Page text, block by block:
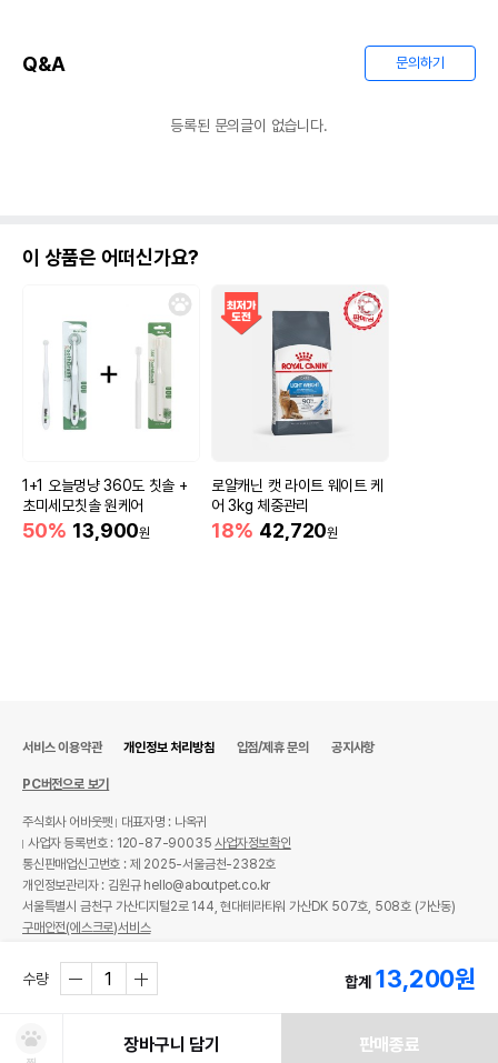
Q&A 문의하기
등록된 문의글이 없습니다.
이 상품은 어떠신가요?
1+1 오늘멍냥 360도 칫솔 +
초미세모칫솔 원케어
50% 13,900원
로얄캐닌 캣 라이트 웨이트 케
어 3kg 체중관리
18% 42,720원
수량 합계 13,200원
장바구니 담기 판매종료
서비스 이용약관 개인정보 처리방침 입점/제휴 문의 공지사항
PC버전으로 보기
주식회사 어바웃펫
대표자명 : 나옥귀
사업자 등록번호 : 120-87-90035사업자정보확인
통신판매업신고번호 : 제 2025-서울금천-2382호
개인정보관리자 : 김원규 hello@aboutpet.co.kr
서울특별시 금천구 가산디지털2로 144, 현대테라타워 가산DK 507호, 508호 (가산동)
구매안전(에스크로)서비스